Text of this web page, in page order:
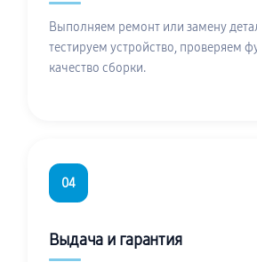
Выполняем ремонт или замену
тестируем устройство, проверяем
качество сборки.
04
Выдача и гарантия